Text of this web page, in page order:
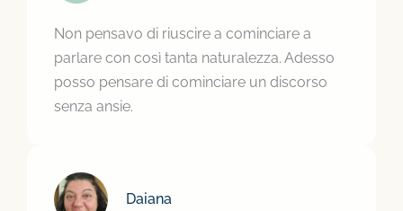
Non pensavo di riuscire a cominciare a
parlare con così tanta naturalezza. Adesso
posso pensare di cominciare un discorso
senza ansie.
Daiana